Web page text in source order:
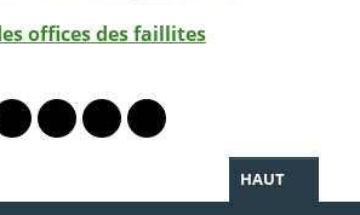
offices des faillites
Mastodon
le profil Bluesky
vers le profil Instagram
Lien vers le profil Linkedin
Lien vers le profil Facebook
Lien vers le profil Twitter
Partager par WhatsApp
HAUT